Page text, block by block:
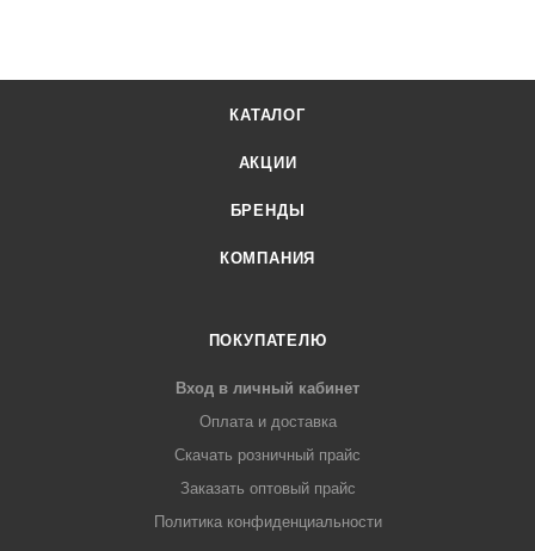
КАТАЛОГ
АКЦИИ
БРЕНДЫ
КОМПАНИЯ
ПОКУПАТЕЛЮ
Вход в личный кабинет
Оплата и доставка
Скачать розничный прайс
Заказать оптовый прайс
Политика конфиденциальности